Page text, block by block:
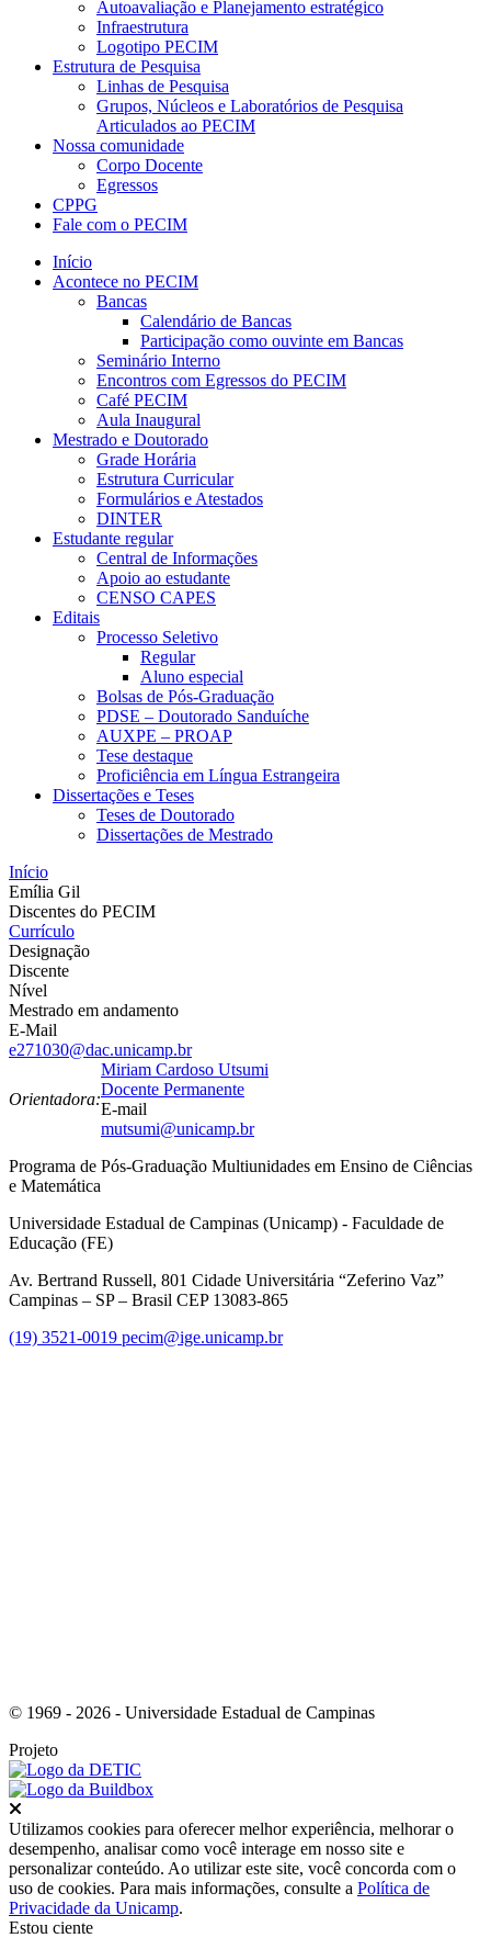
Autoavaliação e Planejamento estratégico
Infraestrutura
Logotipo PECIM
Estrutura de Pesquisa
Linhas de Pesquisa
Grupos, Núcleos e Laboratórios de Pesquisa
Articulados ao PECIM
Nossa comunidade
Corpo Docente
Egressos
CPPG
Fale com o PECIM
Início
Acontece no PECIM
Bancas
Calendário de Bancas
Participação como ouvinte em Bancas
Seminário Interno
Encontros com Egressos do PECIM
Café PECIM
Aula Inaugural
Mestrado e Doutorado
Grade Horária
Estrutura Curricular
Formulários e Atestados
DINTER
Estudante regular
Central de Informações
Apoio ao estudante
CENSO CAPES
Editais
Processo Seletivo
Regular
Aluno especial
Bolsas de Pós-Graduação
PDSE – Doutorado Sanduíche
AUXPE – PROAP
Tese destaque
Proficiência em Língua Estrangeira
Dissertações e Teses
Teses de Doutorado
Dissertações de Mestrado
Início
Emília Gil
Discentes do PECIM
Currículo
Designação
Discente
Nível
Mestrado em andamento
E-Mail
e271030@dac.unicamp.br
Orientadora:
Miriam Cardoso Utsumi
Docente Permanente
E-mail
mutsumi@unicamp.br
Programa de Pós-Graduação Multiunidades em Ensino de Ciências
e Matemática
Universidade Estadual de Campinas (Unicamp) - Faculdade de
Educação (FE)
Av. Bertrand Russell, 801 Cidade Universitária “Zeferino Vaz”
Campinas – SP – Brasil CEP 13083-865
(19) 3521-0019 pecim@ige.unicamp.br
© 1969 - 2026 - Universidade Estadual de Campinas
Projeto
Utilizamos cookies para oferecer melhor experiência, melhorar o
desempenho, analisar como você interage em nosso site e
personalizar conteúdo. Ao utilizar este site, você concorda com o
uso de cookies. Para mais informações, consulte a Política de
Privacidade da Unicamp.
Estou ciente